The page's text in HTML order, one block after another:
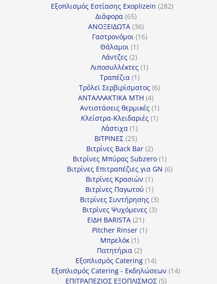
προϊόντα
Εξοπλισμός Εστίασης Exoplizein 282282
Διάφορα 6565
προϊόντα
ΑΝΟΞΕΙΔΩΤΑ 3636
προϊόντα
Γαστρονόμοι 1616
Θάλαμοι 11
προϊόν
Λάντζες 22
προϊόντα
Λιποσυλλέκτες 11
Τραπέζια 11
προϊόν
Τρόλεϊ Σερβιρίσματος 66
ΑΝΤΑΛΛΑΚΤΙΚΑ MTH 44
προϊόντα
Αντιστάσεις θερμικές 11
προϊόν
Κλείστρα-Κλειδαριές 11
Λάστιχα 11
προϊόν
ΒΙΤΡΙΝΕΣ 2525
προϊόντα
Βιτρίνες Back Bar 22
προϊόντα
Βιτρίνες Mπύρας Subzero 11
προϊόν
Βιτρίνες Επιτραπέζιες για GN 66
Βιτρίνες Κρασιών 11
προϊόν
Βιτρίνες Παγωτού 11
προϊόν
Βιτρίνες Συντήρησης 33
προϊόντα
Βιτρίνες Ψυχόμενες 33
ΕΙΔΗ BARISTA 2121
προϊόντα
Pitcher Rinser 11
Μπρελόκ 11
προϊόν
Πατητήρια 22
προϊόντα
Εξοπλισμός Catering 1414
προϊόντα
Εξοπλισμός Catering - Εκδηλώσεων 1414
ΕΠΙΤΡΑΠΕΖΙΟΣ ΕΞΟΠΛΙΣΜΟΣ 55